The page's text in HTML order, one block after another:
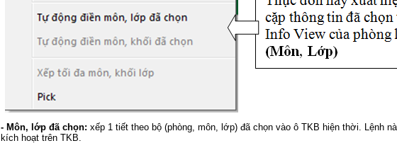
- Môn, lớp đã chọn: xếp 1 tiết theo bộ (phòng, môn, lớp) đã chọn vào ô TKB hiện thời. Lệnh
kích hoạt trên TKB.